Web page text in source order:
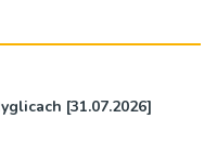
[31.07.2026]